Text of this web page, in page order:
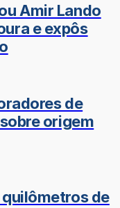
Amir Lando
e expôs
de
origem
quilômetros de